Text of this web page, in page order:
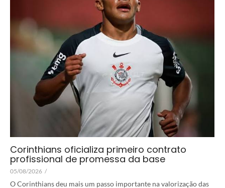
Corinthians oficializa primeiro contrato
profissional de promessa da base
05/08/2026 /
O Corinthians deu mais um passo importante na valorização das